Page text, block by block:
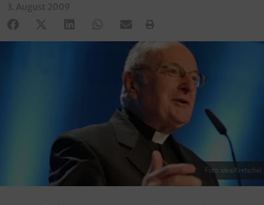
3. August 2009
Foto: idea/Kretschel